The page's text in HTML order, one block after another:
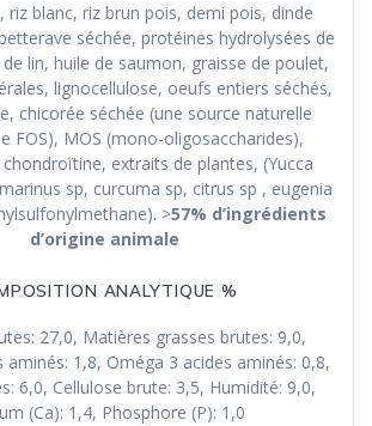
riz blanc, riz brun pois, demi pois, dinde
séchée, protéines hydrolysées de
lin, huile de saumon, graisse de poulet,
lignocellulose, oeufs entiers séchés,
chicorée séchée (une source naturelle
FOS), MOS (mono-oligosaccharides),
extraits de plantes, (Yucca
sp, curcuma sp, citrus sp , eugenia
>57% d’ingrédients
d’origine animale
ANALYTIQUE %
27,0, Matières grasses brutes: 9,0,
aminés: 1,8, Oméga 3 acides aminés: 0,8,
6,0, Cellulose brute: 3,5, Humidité: 9,0,
(Ca): 1,4, Phosphore (P): 1,0